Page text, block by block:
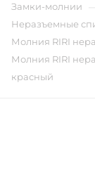
Замки-молнии
Неразъемные
Молния RIRI
Молния RIRI
красный